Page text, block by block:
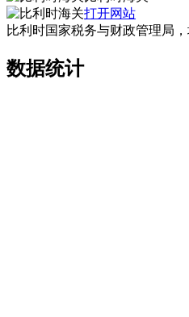
打开网站
比利时国家税务与财政管理局
数据统计